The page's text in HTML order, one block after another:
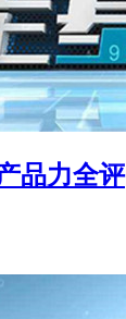
品力全评